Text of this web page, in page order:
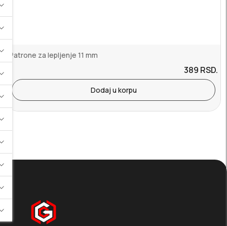
Patrone za lepljenje 11 mm
389 RSD.
Dodaj u korpu